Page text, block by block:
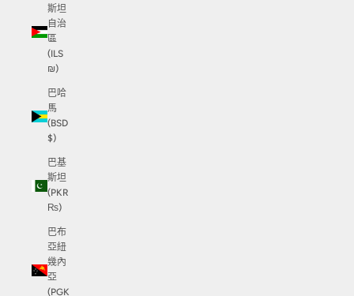
斯坦
自治
區
(ILS
₪)
巴哈
馬
(BSD
$)
巴基
斯坦
(PKR
₨)
巴布
亞紐
幾內
亞
(PGK